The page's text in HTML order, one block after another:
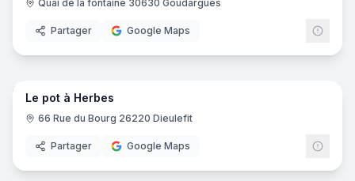
Quai de la fontaine 30630 Goudargues
Partager Google Maps
Le pot à Herbes
66 Rue du Bourg 26220 Dieulefit‎
Partager Google Maps
10